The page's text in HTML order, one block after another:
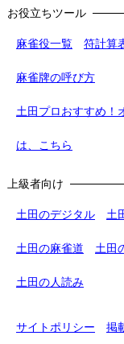
お役立ちツール
麻雀役一覧 符計算
麻雀牌の呼び方
土田プロおすすめ！
は、こちら
上級者向け
土田のデジタル 土
土田の麻雀道 土田
土田の人読み
サイトポリシー 掲